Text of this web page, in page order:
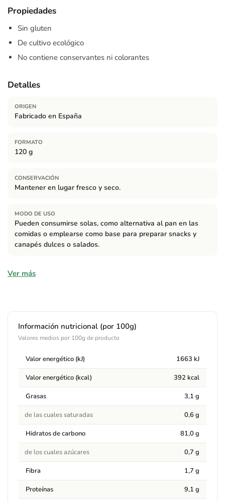
Propiedades
Sin gluten
De cultivo ecológico
No contiene conservantes ni colorantes
Detalles
ORIGEN
Fabricado en España
FORMATO
120 g
CONSERVACIÓN
Mantener en lugar fresco y seco.
MODO DE USO
Pueden consumirse solas, como alternativa al pan en las
comidas o emplearse como base para preparar snacks y
canapés dulces o salados.
Ingredientes
Alérgenos
Advertencias
Mantener en lugar fresco y seco. No contiene conservantes ni
colorantes.
Ver más
Información nutricional (por 100g)
Valores medios por 100g de producto
Valor energético (kJ) 1663 kJ
Valor energético (kcal) 392 kcal
Grasas 3,1 g
de las cuales saturadas 0,6 g
Hidratos de carbono 81,0 g
de los cuales azúcares 0,7 g
Fibra 1,7 g
Proteínas 9,1 g